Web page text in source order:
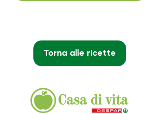
Torna alle ricette